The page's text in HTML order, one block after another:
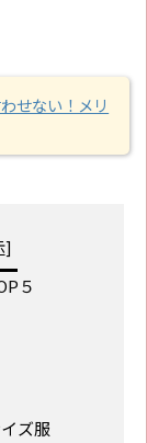
せない！メリ
]
５
ズ服